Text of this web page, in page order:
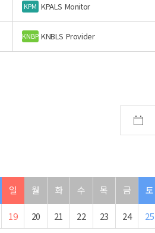
KPM KPALS Monitor
KNBP KNBLS Provider
일 월 화 수 목 금 토
19 20 21 22 23 24 25